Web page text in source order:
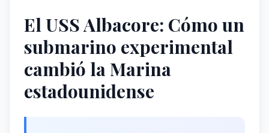
El USS Albacore: Cómo un
submarino experimental
cambió la Marina
estadounidense